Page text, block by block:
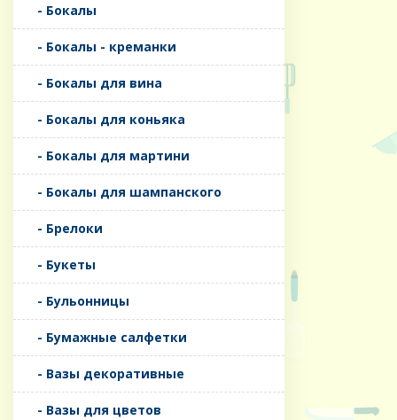
- Бокалы
- Бокалы - креманки
- Бокалы для вина
- Бокалы для коньяка
- Бокалы для мартини
- Бокалы для шампанского
- Брелоки
- Букеты
- Бульонницы
- Бумажные салфетки
- Вазы декоративные
- Вазы для цветов